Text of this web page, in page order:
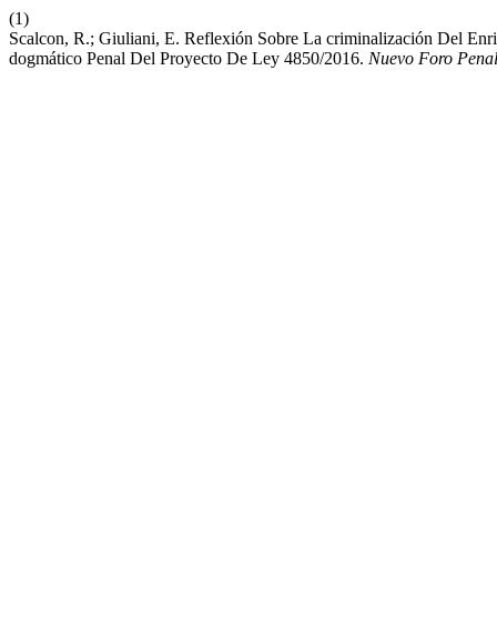
(1)
Scalcon, R.; Giuliani, E. Reflexión Sobre La criminalización Del
dogmático Penal Del Proyecto De Ley 4850/2016. Nuevo Foro Penal